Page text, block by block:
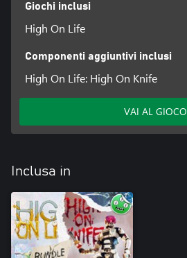
Giochi inclusi
High On Life
Componenti aggiuntivi inclusi
High On Life: High On Knife
VAI AL GIOCO
Inclusa in